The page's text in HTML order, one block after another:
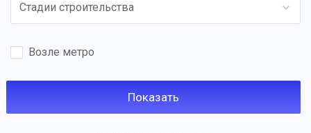
Стадии строительства
Возле метро